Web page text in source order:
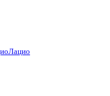
Лацио